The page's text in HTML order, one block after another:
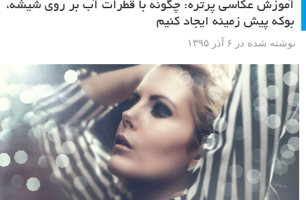
آموزش عکاسی پرتره: چگونه با قطرات آب بر روی شیشه،
بوکه پیش زمینه ایجاد کنیم
نوشته شده در ۶ آذر ۱۳۹۵